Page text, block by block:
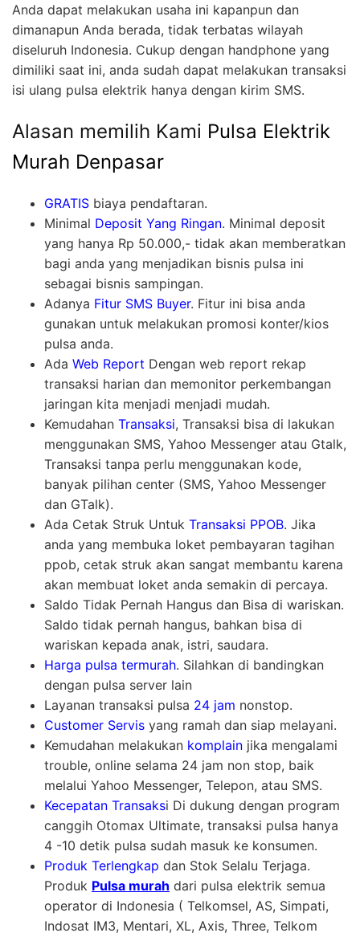
Anda dapat melakukan usaha ini kapanpun dan
dimanapun Anda berada, tidak terbatas wilayah
diseluruh Indonesia. Cukup dengan handphone yang
dimiliki saat ini, anda sudah dapat melakukan transaksi
isi ulang pulsa elektrik hanya dengan kirim SMS.
Alasan memilih Kami Pulsa Elektrik
Murah Denpasar
GRATIS biaya pendaftaran.
Minimal Deposit Yang Ringan. Minimal deposit
yang hanya Rp 50.000,- tidak akan memberatkan
bagi anda yang menjadikan bisnis pulsa ini
sebagai bisnis sampingan.
Adanya Fitur SMS Buyer. Fitur ini bisa anda
gunakan untuk melakukan promosi konter/kios
pulsa anda.
Ada Web Report Dengan web report rekap
transaksi harian dan memonitor perkembangan
jaringan kita menjadi menjadi mudah.
Kemudahan Transaksi, Transaksi bisa di lakukan
menggunakan SMS, Yahoo Messenger atau Gtalk,
Transaksi tanpa perlu menggunakan kode,
banyak pilihan center (SMS, Yahoo Messenger
dan GTalk).
Ada Cetak Struk Untuk Transaksi PPOB. Jika
anda yang membuka loket pembayaran tagihan
ppob, cetak struk akan sangat membantu karena
akan membuat loket anda semakin di percaya.
Saldo Tidak Pernah Hangus dan Bisa di wariskan.
Saldo tidak pernah hangus, bahkan bisa di
wariskan kepada anak, istri, saudara.
Harga pulsa termurah. Silahkan di bandingkan
dengan pulsa server lain
Layanan transaksi pulsa 24 jam nonstop.
Customer Servis yang ramah dan siap melayani.
Kemudahan melakukan komplain jika mengalami
trouble, online selama 24 jam non stop, baik
melalui Yahoo Messenger, Telepon, atau SMS.
Kecepatan Transaksi Di dukung dengan program
canggih Otomax Ultimate, transaksi pulsa hanya
4 -10 detik pulsa sudah masuk ke konsumen.
Produk Terlengkap dan Stok Selalu Terjaga.
Produk Pulsa murah dari pulsa elektrik semua
operator di Indonesia ( Telkomsel, AS, Simpati,
Indosat IM3, Mentari, XL, Axis, Three, Telkom